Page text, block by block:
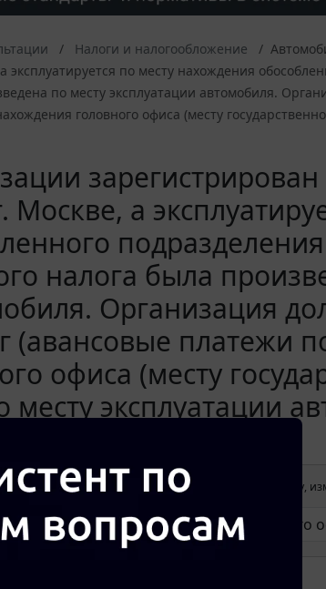
Налоги и налогообложение
по месту нахождения
по месту эксплуатации автомобиля.
головного офиса (месту
Москве, а
налога была
Организация
(авансовые платежи
офиса (месту
месту эксплуатации
и получения полной информации о вступлении в силу,
в Интернет-версии системы ГАРАНТ: